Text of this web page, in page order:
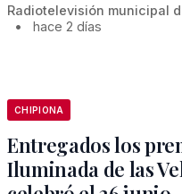
Radiotelevisión municipal
•
hace 2 días
CHIPIONA
Entregados los
Iluminada de las